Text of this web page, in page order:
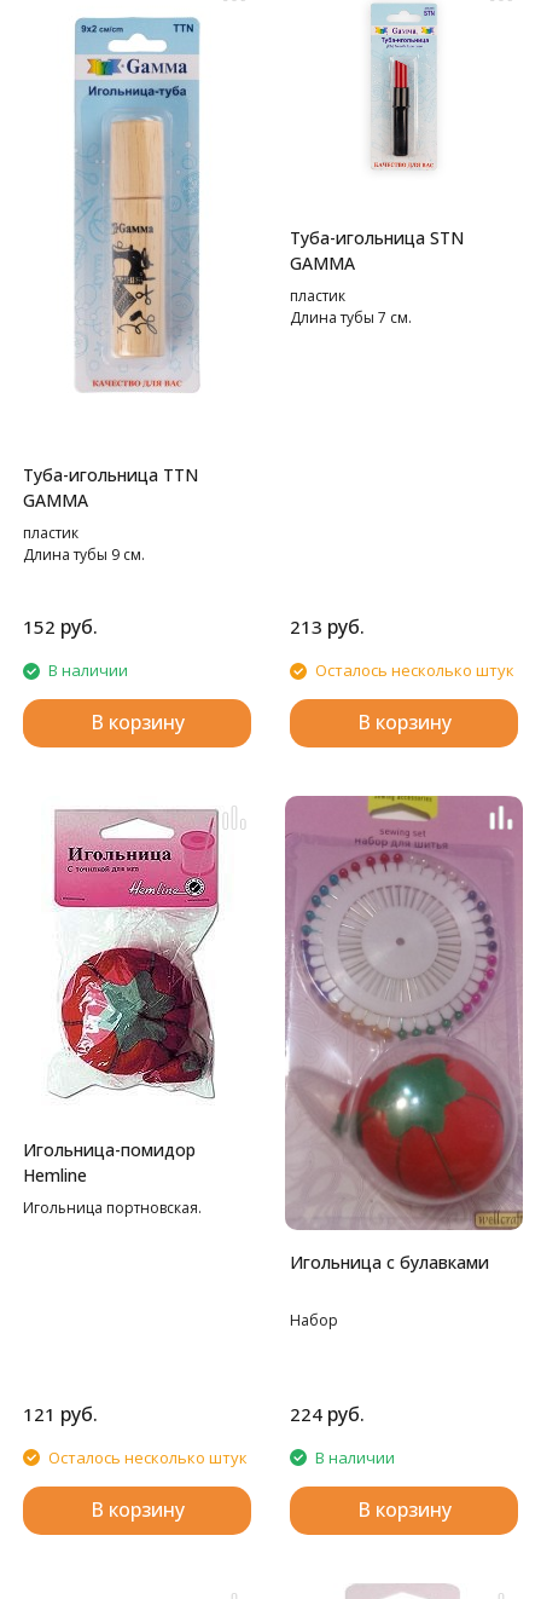
Туба-игольница TTN
GAMMA
пластик
Длина тубы 9 см.
152 руб.
В наличии
В корзину
Туба-игольница STN
GAMMA
пластик
Длина тубы 7 см.
213 руб.
Осталось несколько штук
В корзину
Игольница-помидор
Hemline
Игольница портновская.
121 руб.
Осталось несколько штук
В корзину
Игольница с булавками
Набор
224 руб.
В наличии
В корзину